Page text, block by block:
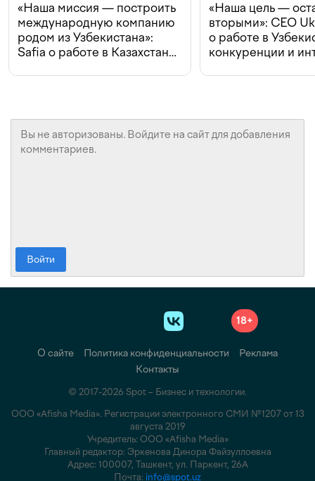
«Наша миссия — построить
международную компанию
родом из Узбекистана»:
Safia о работе в Казахстане,
«Наша цель —
вторыми»: CEO
о работе в
конкуренции и
Войти
18+
О сайте Политика конфиденциальности
Реклама
Контакты
© 2017-2026 Spot – Бизнес и технологии.
ООО «Afisha Media». Регистрации электронного СМИ №1207 от 13
августа 2019
Учредитель: ООО «Afisha Media»
Главный редактор: Эркенова Динора Файзуллоевна
Адрес: 100007, Ташкент, ул. Паркент, 26А
Почта: info@spot.uz